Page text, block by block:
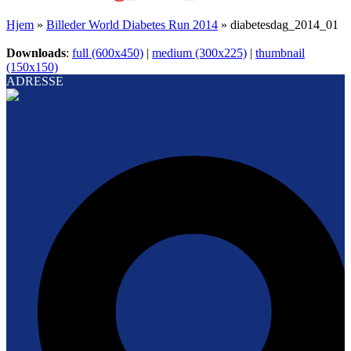
Hjem » Billeder World Diabetes Run 2014 » diabetesdag_2014_01
Downloads: full (600x450) | medium (300x225) | thumbnail
(150x150)
ADRESSE